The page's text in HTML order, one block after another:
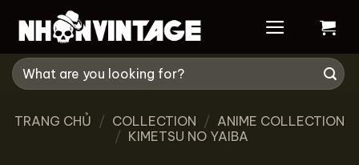
Tìm
kiếm:
TRANG CHỦ / COLLECTION / ANIME COLLECTION
/ KIMETSU NO YAIBA